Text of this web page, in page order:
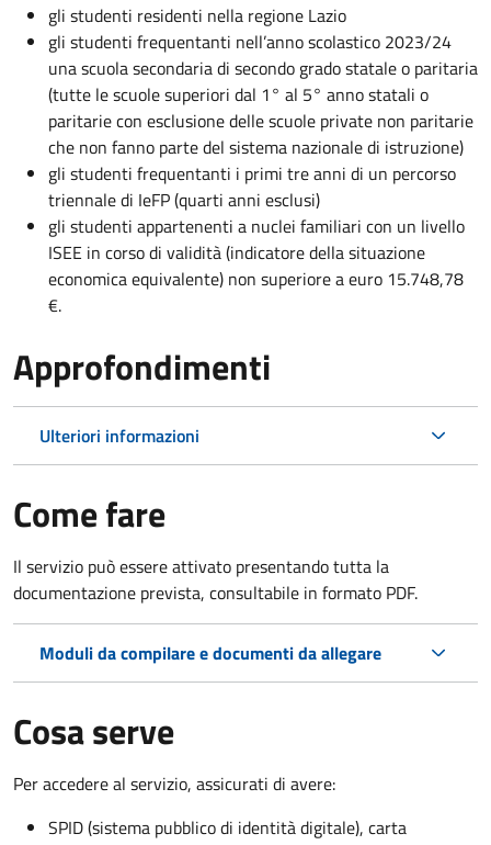
gli studenti residenti nella regione Lazio
gli studenti frequentanti nell’anno scolastico 2023/24
una scuola secondaria di secondo grado statale o paritaria
(tutte le scuole superiori dal 1° al 5° anno statali o
paritarie con esclusione delle scuole private non paritarie
che non fanno parte del sistema nazionale di istruzione)
gli studenti frequentanti i primi tre anni di un percorso
triennale di IeFP (quarti anni esclusi)
gli studenti appartenenti a nuclei familiari con un livello
ISEE in corso di validità (indicatore della situazione
economica equivalente) non superiore a euro 15.748,78
€.
Approfondimenti
Ulteriori informazioni
Come fare
Il servizio può essere attivato presentando tutta la
documentazione prevista, consultabile in formato PDF.
Moduli da compilare e documenti da allegare
Cosa serve
Per accedere al servizio, assicurati di avere:
SPID (sistema pubblico di identità digitale), carta